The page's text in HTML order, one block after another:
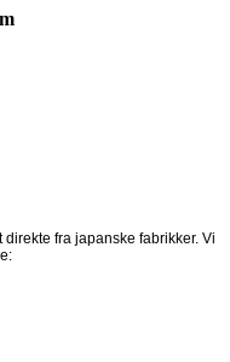
fra japanske fabrikker. Vi